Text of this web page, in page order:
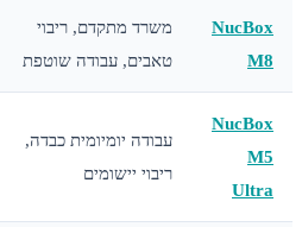
משרד מתקדם, ריבוי
טאבים, עבודה שוטפת
עבודה יומיומית כבדה,
ריבוי יישומים